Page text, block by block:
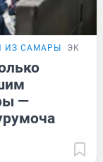
ИЗ САМАРЫ
—